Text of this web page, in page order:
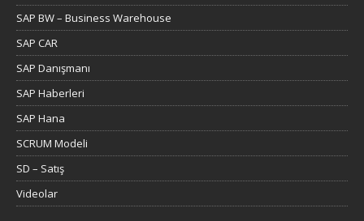
SAP BW – Business Warehouse
SAP CAR
SAP Danışmanı
SAP Haberleri
SAP Hana
SCRUM Modeli
SD – Satış
Videolar